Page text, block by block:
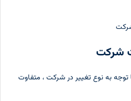
شرکت
به نوع تغییر در شرکت ، متفاوت